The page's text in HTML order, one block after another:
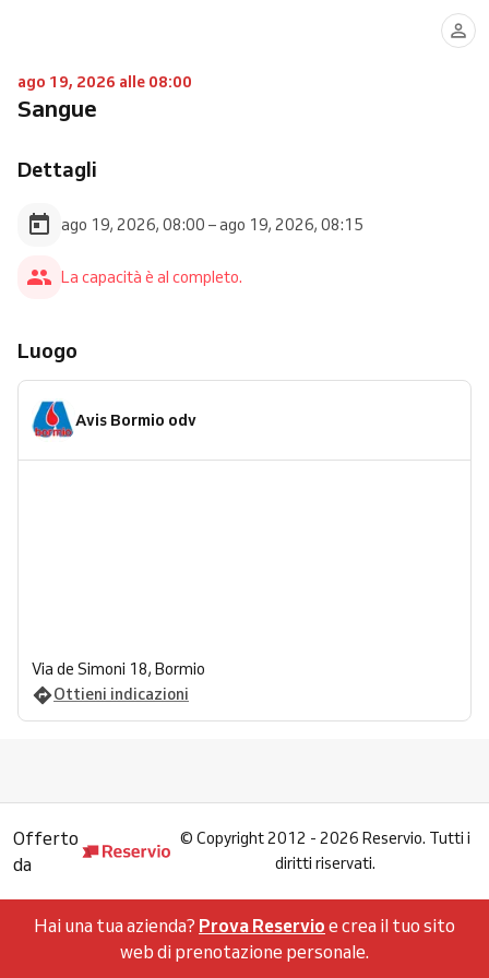
ago 19, 2026 alle 08:00
Sangue
Dettagli
ago 19, 2026, 08:00 – ago 19, 2026, 08:15
La capacità è al completo.
Luogo
Avis Bormio odv
Via de Simoni 18, Bormio
Ottieni indicazioni
Offerto
da
© Copyright 2012 - 2026 Reservio. Tutti i
diritti riservati.
Hai una tua azienda? Prova Reservio e crea il tuo sito
web di prenotazione personale.